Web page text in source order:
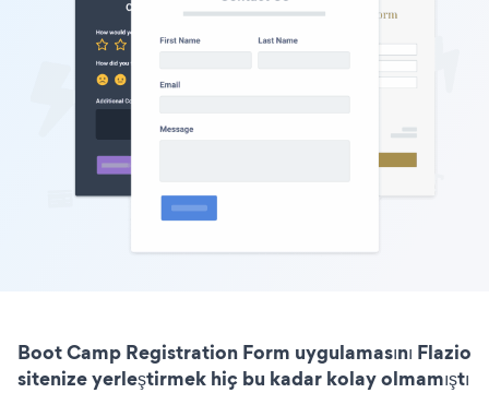
Boot Camp Registration Form uygulamasını Flazio
sitenize yerleştirmek hiç bu kadar kolay olmamıştı